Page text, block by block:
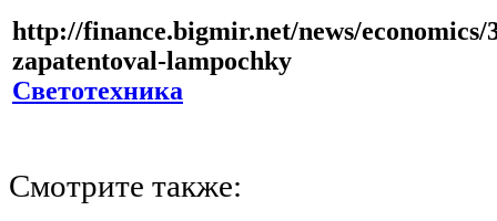
http://finance.bigmir.net/news/
zapatentoval-lampochky
Светотехника
Смотрите также: